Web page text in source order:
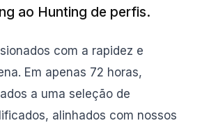
ao Hunting de perfis.
com a rapidez e
Em apenas 72 horas,
a uma seleção de
alinhados com nossos